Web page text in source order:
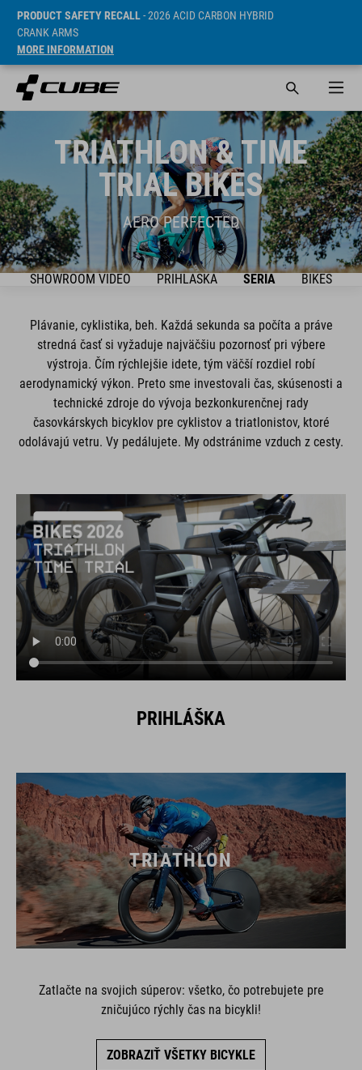
PRODUCT SAFETY RECALL- 2026 ACID CARBON HYBRID
CRANK ARMS
MORE INFORMATION
TRIATHLON & TIME
TRIAL BIKES
AERO PERFECTED
SHOWROOM VIDEO PRIHLÁŠKA SÉRIA BIKES
Plávanie, cyklistika, beh. Každá sekunda sa počíta a práve
stredná časť si vyžaduje najväčšiu pozornosť pri výbere
výstroja. Čím rýchlejšie idete, tým väčší rozdiel robí
aerodynamický výkon. Preto sme investovali čas, skúsenosti a
technické zdroje do vývoja bezkonkurenčnej rady
časovkárskych bicyklov pre cyklistov a triatlonistov, ktoré
odolávajú vetru. Vy pedálujete. My odstránime vzduch z cesty.
PRIHLÁŠKA
TRIATHLON
Zatlačte na svojich súperov: všetko, čo potrebujete pre
zničujúco rýchly čas na bicykli!
ZOBRAZIŤ VŠETKY BICYKLE